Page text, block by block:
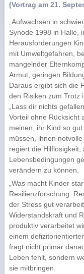
(Vortrag am 21.
„Aufwachsen in
Synode 1998 in Halle,
Herausforderungen
mit Umweltgefahren,
mangelnder
Armut, geringen
Daraus ergibt sich die
den Risiken zum Trotz
„Lass dir nichts
Vorteil ohne Rücksicht
meinen, ihr Kind so
müssen, ihnen
regiert die
Lebensbedingungen
verändern zu können.
„Was macht Kinder
Resilienzforschung.
der Stress gut
Widerstandskraft und
produktiv verarbeitet
einem
fragt nicht primär
Leben fehlt, sondern
sie mitbringen.